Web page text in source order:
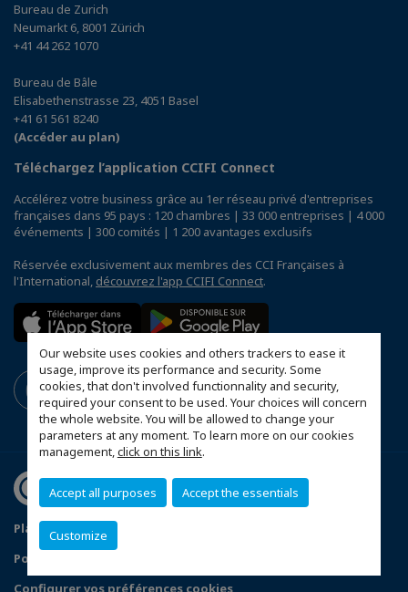
Our website uses cookies and others trackers to ease it
usage, improve its performance and security. Some
cookies, that don't involved functionnality and security,
required your consent to be used. Your choices will concern
the whole website. You will be allowed to change your
parameters at any moment. To learn more on our cookies
management,click on this link.
Accept all purposes Accept the essentials
Customize
Bureau de Zurich
Neumarkt 6, 8001 Zürich
+41 44 262 1070
Bureau de Bâle
Elisabethenstrasse 23, 4051 Basel
+41 61 561 8240
(Accéder au plan)
Téléchargez l’application CCIFI Connect
Accélérez votre business grâce au 1er réseau privé d'entreprises
françaises dans 95 pays : 120 chambres | 33 000 entreprises | 4 000
événements | 300 comités | 1 200 avantages exclusifs
Réservée exclusivement aux membres des CCI Françaises à
l'International, découvrez l'app CCIFI Connect.
Plan d'accès Genève
Politique de confidentialité
Configurer vos préférences cookies